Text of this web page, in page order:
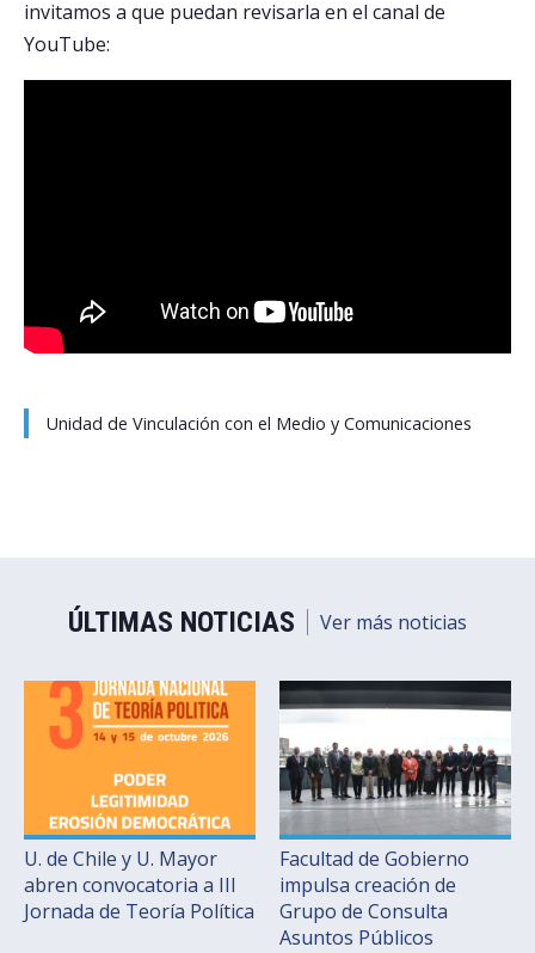
invitamos a que puedan revisarla en el canal de
YouTube:
Unidad de Vinculación con el Medio y Comunicaciones
ÚLTIMAS NOTICIAS Ver más noticias
U. de Chile y U. Mayor
abren convocatoria a III
Jornada de Teoría Política
Facultad de Gobierno
impulsa creación de
Grupo de Consulta
Asuntos Públicos